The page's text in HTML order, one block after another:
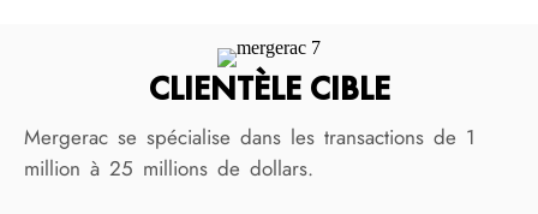
CLIENTÈLE CIBLE
Mergerac se spécialise dans les transactions de 1
million à 25 millions de dollars.